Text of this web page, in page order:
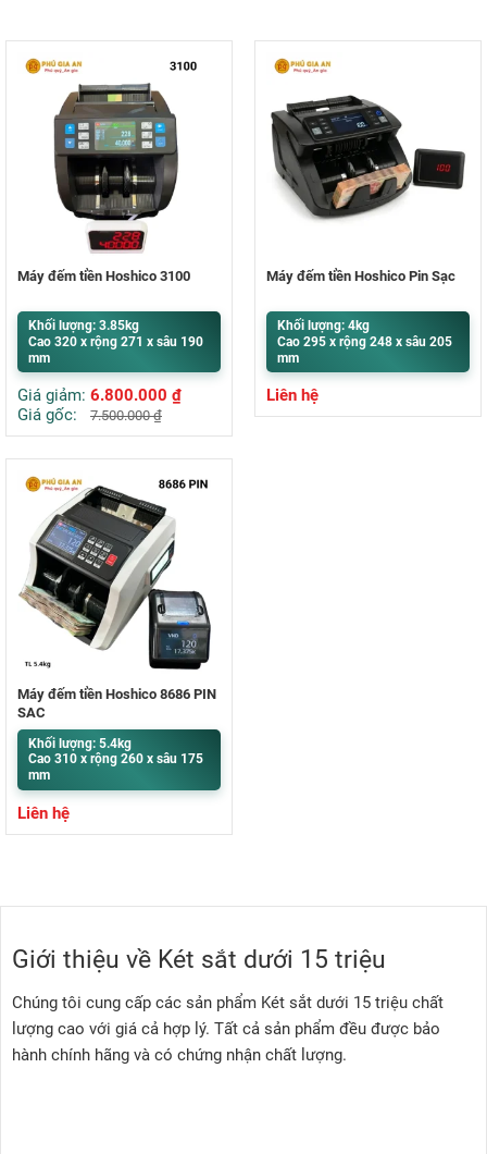
Máy đếm tiền Hoshico 3100
Khối lượng: 3.85kg
Cao 320 x rộng 271 x sâu 190
mm
Giá giảm: 6.800.000 ₫
Giá gốc:
7.500.000₫
Máy đếm tiền Hoshico Pin Sạc
Khối lượng: 4kg
Cao 295 x rộng 248 x sâu 205
mm
Liên hệ
Máy đếm tiền Hoshico 8686 PIN
SẠC
Khối lượng: 5.4kg
Cao 310 x rộng 260 x sâu 175
mm
Liên hệ
Giới thiệu về Két sắt dưới 15 triệu
Chúng tôi cung cấp các sản phẩm Két sắt dưới 15 triệu chất
lượng cao với giá cả hợp lý. Tất cả sản phẩm đều được bảo
hành chính hãng và có chứng nhận chất lượng.